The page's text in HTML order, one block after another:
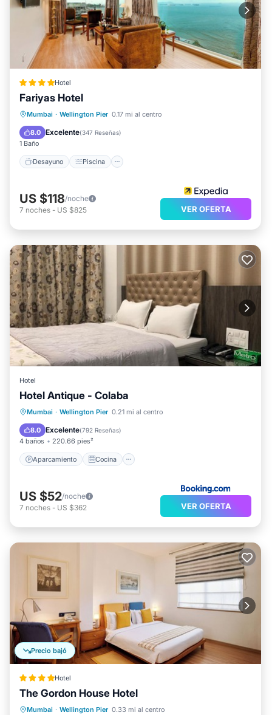
Hotel
Fariyas Hotel
Mumbai · Wellington Pier 0.17 mi al centro
8.0 Excelente(347 Reseñas)
1 Baño
Desayuno Piscina
Desayuno Piscina
Balcón/Terraza
Cocina
US $118/noche
7 noches - US $825 VER OFERTA
Hotel
Hotel Antique - Colaba
Mumbai · Wellington Pier 0.21 mi al centro
8.0 Excelente(792 Reseñas)
4 baños 220.66 pies²
Aparcamiento Cocina
Aparcamiento
Cocina
Aire acondicionado
US $52/noche
7 noches - US $362 VER OFERTA
Precio bajó
Hotel
The Gordon House Hotel
Mumbai · Wellington Pier 0.33 mi al centro
Desayuno Aparcamiento